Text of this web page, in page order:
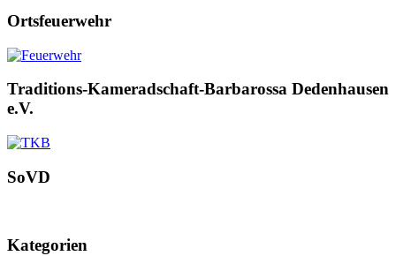
Ortsfeuerwehr
Traditions-Kameradschaft-Barbarossa Dedenhausen
e.V.
SoVD
Kategorien